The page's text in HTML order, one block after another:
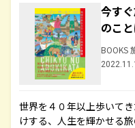
今す
のこ
BOOKS
世界を４０年以上歩いて
けする、人生を輝かせる